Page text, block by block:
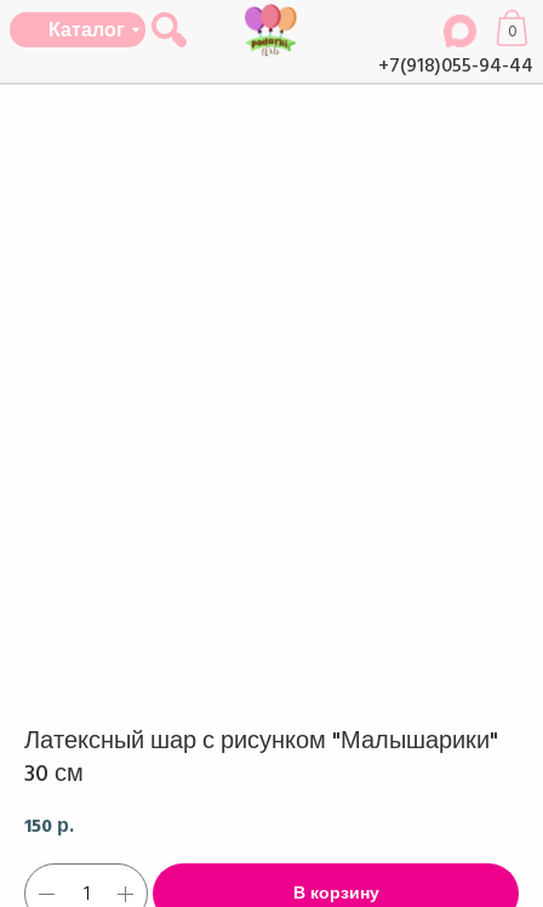
+7(918)055-94-44
0
Каталог
Латексный шар с рисунком "Малышарики"
30 см
150 р.
В корзину